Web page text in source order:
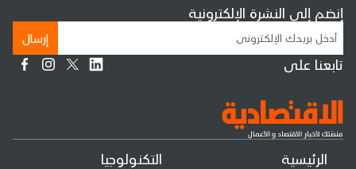
الرئيسية
التكنولوجيا
إنضم إلى النشرة الإلكترونية
إرسال
تابعنا على